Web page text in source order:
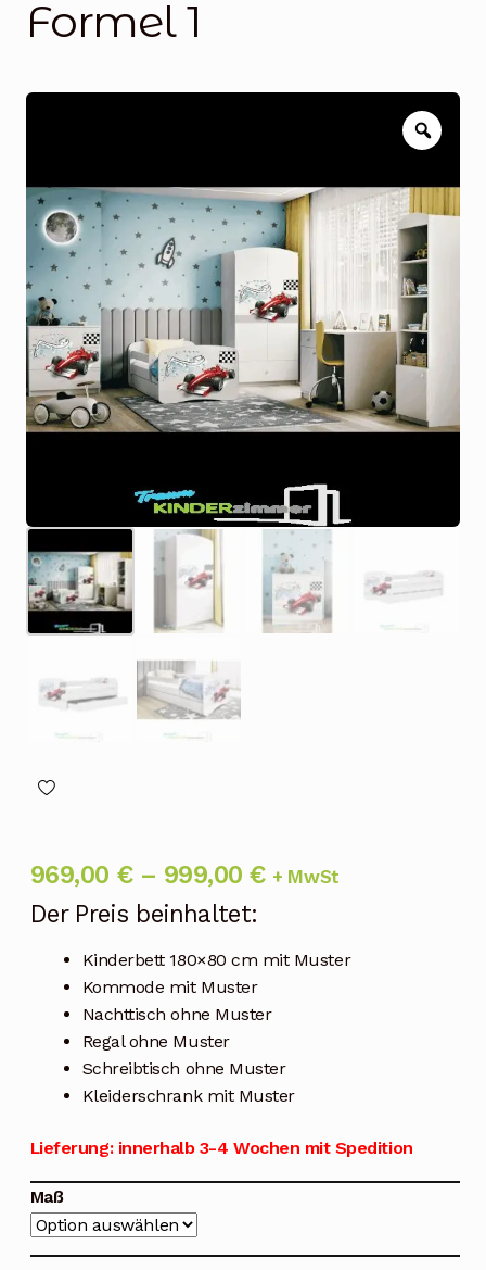
Blog
Rechtliche Hinweise
öffnen
Formel 1
Zoom
969,00 € – 999,00€Preisspanne:
bis
+ MwSt
Der Preis beinhaltet:
Kinderbett 180×80 cm mit Muster
Kommode mit Muster
Nachttisch ohne Muster
Regal ohne Muster
Schreibtisch ohne Muster
Kleiderschrank mit Muster
Lieferung: innerhalb 3-4 Wochen mit Spedition
Maß